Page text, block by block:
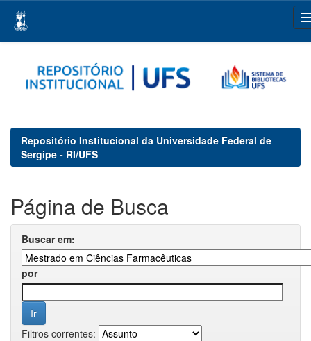
navigation
Repositório Institucional da Universidade Federal de
Sergipe - RI/UFS
Página de Busca
Buscar em:
por
Filtros correntes: